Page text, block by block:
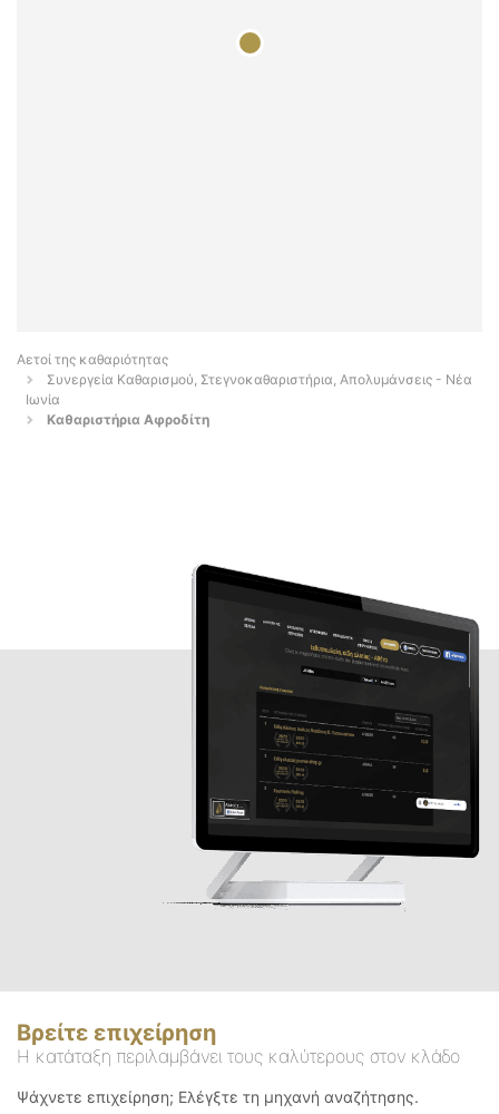
Αετοί της καθαριότητας
Συνεργεία Καθαρισμού, Στεγνοκαθαριστήρια, Απολυμάνσεις - Νέα
Ιωνία
Καθαριστήρια Αφροδίτη
Βρείτε επιχείρηση
Η κατάταξη περιλαμβάνει τους καλύτερους στον κλάδο
Ψάχνετε επιχείρηση; Ελέγξτε τη μηχανή αναζήτησης.